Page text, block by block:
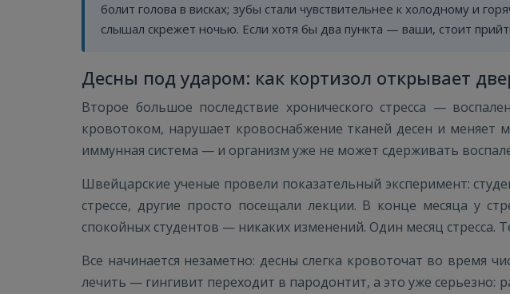
болит голова в висках; зубы стали чувствительнее к холодному и
слышал скрежет ночью. Если хотя бы два пункта — ваши, стоит
Десны под ударом: как кортизол открывает
Второе большое последствие хронического стресса —
кровотоком, нарушает кровоснабжение тканей десен и меняет
иммунная система — и организм уже не может сдерживать
Швейцарские ученые провели показательный эксперимент:
стрессе, другие просто посещали лекции. В конце месяца у
спокойных студентов — никаких изменений. Один месяц стресса.
Все начинается незаметно: десны слегка кровоточат во время
лечить — гингивит переходит в пародонтит, а это уже